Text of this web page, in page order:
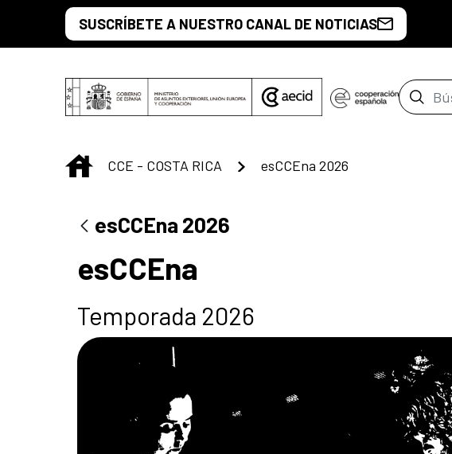
Saltar al contenido principal
SUSCRÍBETE A NUESTRO CANAL DE NOTICIAS
Barra
INICIO
CCE - COSTA RICA esCCEna 2026
esCCEna 2026
esCCEna
Temporada 2026